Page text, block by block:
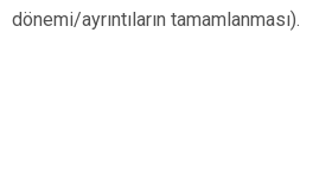
dönemi/ayrıntıların tamamlanması).